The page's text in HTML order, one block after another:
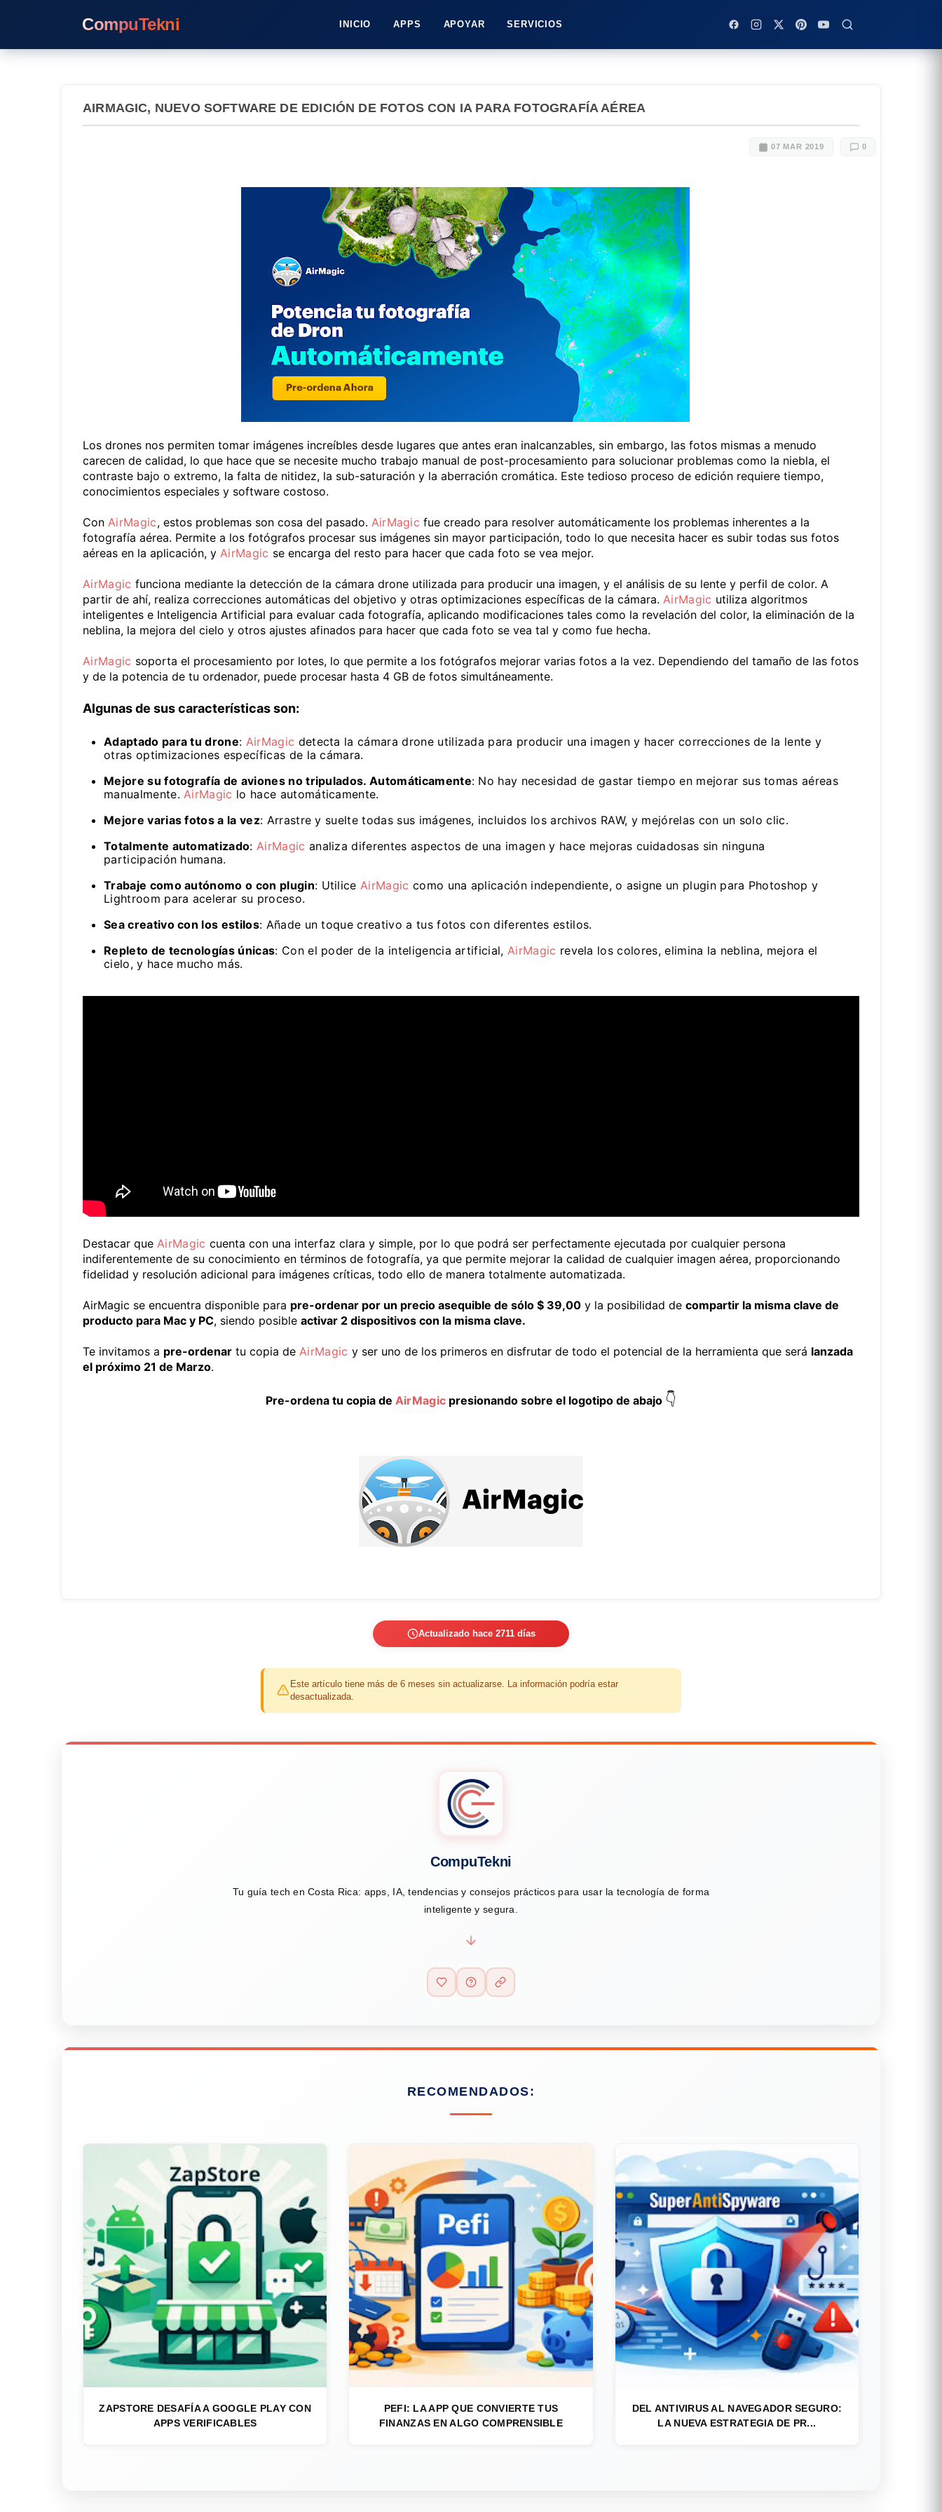
CompuTekni INICIO APPS APOYAR SERVICIOS
AIRMAGIC, NUEVO SOFTWARE DE EDICIÓN DE FOTOS CON IA PARA FOTOGRAFÍA AÉREA
07 MAR 2019 0
Los drones nos permiten tomar imágenes increíbles desde lugares que antes eran inalcanzables, sin embargo, las fotos mismas a menudo
carecen de calidad, lo que hace que se necesite mucho trabajo manual de post-procesamiento para solucionar problemas como la niebla, el
contraste bajo o extremo, la falta de nitidez, la sub-saturación y la aberración cromática. Este tedioso proceso de edición requiere tiempo,
conocimientos especiales y software costoso.
Con AirMagic, estos problemas son cosa del pasado. AirMagic fue creado para resolver automáticamente los problemas inherentes a la
fotografía aérea. Permite a los fotógrafos procesar sus imágenes sin mayor participación, todo lo que necesita hacer es subir todas sus fotos
aéreas en la aplicación, y AirMagic se encarga del resto para hacer que cada foto se vea mejor.
AirMagic funciona mediante la detección de la cámara drone utilizada para producir una imagen, y el análisis de su lente y perfil de color. A
partir de ahí, realiza correcciones automáticas del objetivo y otras optimizaciones específicas de la cámara. AirMagic utiliza algoritmos
inteligentes e Inteligencia Artificial para evaluar cada fotografía, aplicando modificaciones tales como la revelación del color, la eliminación de la
neblina, la mejora del cielo y otros ajustes afinados para hacer que cada foto se vea tal y como fue hecha.
AirMagic soporta el procesamiento por lotes, lo que permite a los fotógrafos mejorar varias fotos a la vez. Dependiendo del tamaño de las fotos
y de la potencia de tu ordenador, puede procesar hasta 4 GB de fotos simultáneamente.
Algunas de sus características son:
Adaptado para tu drone: AirMagic detecta la cámara drone utilizada para producir una imagen y hacer correcciones de la lente y
otras optimizaciones específicas de la cámara.
Mejore su fotografía de aviones no tripulados. Automáticamente: No hay necesidad de gastar tiempo en mejorar sus tomas aéreas
manualmente.AirMagic lo hace automáticamente.
Mejore varias fotos a la vez: Arrastre y suelte todas sus imágenes, incluidos los archivos RAW, y mejórelas con un solo clic.
Totalmente automatizado:AirMagic analiza diferentes aspectos de una imagen y hace mejoras cuidadosas sin ninguna
participación humana.
Trabaje como autónomo o con plugin: UtiliceAirMagic como una aplicación independiente, o asigne un plugin para Photoshop y
Lightroom para acelerar su proceso.
Sea creativo con los estilos: Añade un toque creativo a tus fotos con diferentes estilos.
Repleto de tecnologías únicas: Con el poder de la inteligencia artificial,AirMagic revela los colores, elimina la neblina, mejora el
cielo, y hace mucho más.
Destacar que AirMagic cuenta con una interfaz clara y simple, por lo que podrá ser perfectamente ejecutada por cualquier persona
indiferentemente de su conocimiento en términos de fotografía, ya que permite mejorar la calidad de cualquier imagen aérea, proporcionando
fidelidad y resolución adicional para imágenes críticas, todo ello de manera totalmente automatizada.
AirMagic se encuentra disponible para pre-ordenar por un precio asequible de sólo $ 39,00 y la posibilidad de compartir la misma clave de
producto para Mac y PC, siendo posible activar 2 dispositivos con la misma clave.
Te invitamos a pre-ordenar tu copia de AirMagic y ser uno de los primeros en disfrutar de todo el potencial de la herramienta que será lanzada
el próximo 21 de Marzo.
Pre-ordena tu copia de AirMagic presionando sobre el logotipo de abajo 👇
Actualizado hace 2711 días
Este artículo tiene más de 6 meses sin actualizarse. La información podría estar
desactualizada.
CompuTekni
Tu guía tech en Costa Rica: apps, IA, tendencias y consejos prácticos para usar la tecnología de forma
inteligente y segura.
RECOMENDADOS:
ZAPSTORE DESAFÍA A GOOGLE PLAY CON
APPS VERIFICABLES
PEFI: LA APP QUE CONVIERTE TUS
FINANZAS EN ALGO COMPRENSIBLE
DEL ANTIVIRUS AL NAVEGADOR SEGURO:
LA NUEVA ESTRATEGIA DE PR...